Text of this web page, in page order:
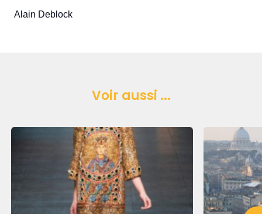
Alain Deblock
Voir aussi ...